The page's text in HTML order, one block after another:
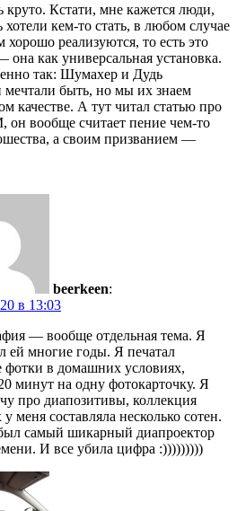
круто. Кстати, мне кажется люди,
хотели кем-то стать, в любом случае
реализуются, то есть это
она как универсальная установка.
так: Шумахер и Дудь
мечтали быть, но мы их знаем
качестве. А тут читал статью про
он вообще считает пение чем-то
а своим призванием —
beerkeen:
в 13:03
— вообще отдельная тема. Я
ей многие годы. Я печатал
фотки в домашних условиях,
минут на одну фотокарточку. Я
про диапозитивы, коллекция
меня составляла несколько сотен.
самый шикарный диапроектор
И все убила цифра :)))))))))